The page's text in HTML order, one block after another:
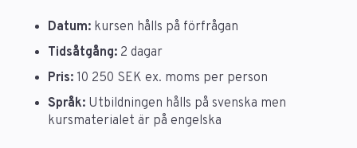
Datum: kursen hålls på förfrågan
Tidsåtgång: 2 dagar
Pris: 10 250 SEK ex. moms per person
Språk: Utbildningen hålls på svenska men
kursmaterialet är på engelska